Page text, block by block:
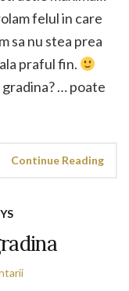
felul in care
sa nu stea prea
praful fin.
… poate
Continue Reading